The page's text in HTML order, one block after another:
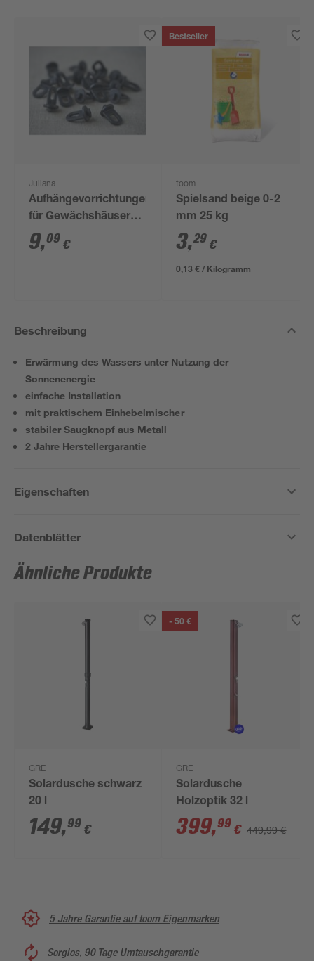
Juliana
Aufhängevorrichtungen
für Gewächshäuser
schwarz 20 Stück
9,09 €
Bestseller
toom
Spielsand beige 0-2
mm 25 kg
3,29 €
0,13 € / Kilogramm
Beschreibung
Erwärmung des Wassers unter Nutzung der
Sonnenenergie
einfache Installation
mit praktischem Einhebelmischer
stabiler Saugknopf aus Metall
2 Jahre Herstellergarantie
Eigenschaften
Datenblätter
Ähnliche Produkte
GRE
Solardusche schwarz
20 l
149,99 €
- 50 €
GRE
Solardusche
Holzoptik 32 l
399,99 € 449,99 €
5 Jahre Garantie auf toom Eigenmarken
Sorglos, 90 Tage Umtauschgarantie